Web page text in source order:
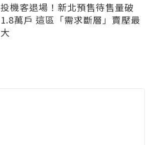
投機客退場！新北預售待售量破
1.8萬戶 這區「需求斷層」賣壓最
大